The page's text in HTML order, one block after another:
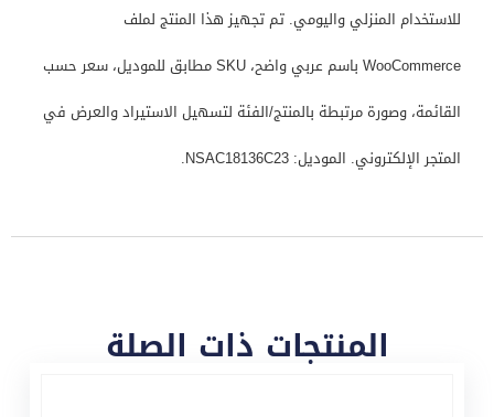
للاستخدام المنزلي واليومي. تم تجهيز هذا المنتج لملف
WooCommerce باسم عربي واضح، SKU مطابق للموديل، سعر حسب
القائمة، وصورة مرتبطة بالمنتج/الفئة لتسهيل الاستيراد والعرض في
المتجر الإلكتروني. الموديل: NSAC18136C23.
المنتجات ذات الصلة